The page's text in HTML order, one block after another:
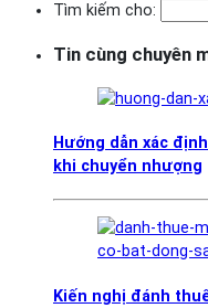
Tìm kiếm cho:
Tin cùng chuyên
Hướng dẫn xác
khi chuyển nhượng
Kiến nghị đánh